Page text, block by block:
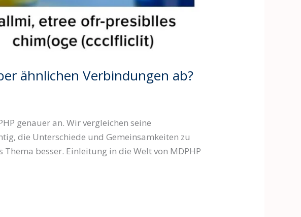
ähnlichen Verbindungen ab?
genauer an. Wir vergleichen seine
die Unterschiede und Gemeinsamkeiten zu
besser. Einleitung in die Welt von MDPHP